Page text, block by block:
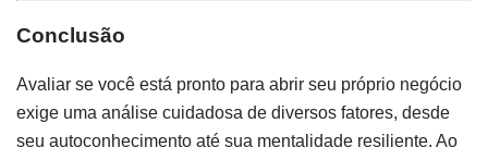
Conclusão
Avaliar se você está pronto para abrir seu próprio negócio
exige uma análise cuidadosa de diversos fatores, desde
seu autoconhecimento até sua mentalidade resiliente. Ao